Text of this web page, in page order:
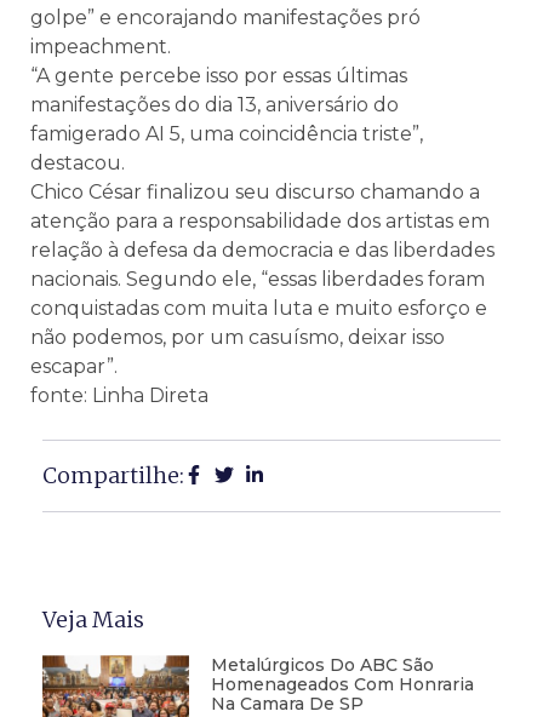
golpe” e encorajando manifestações pró
impeachment.
“A gente percebe isso por essas últimas
manifestações do dia 13, aniversário do
famigerado AI 5, uma coincidência triste”,
destacou.
Chico César finalizou seu discurso chamando a
atenção para a responsabilidade dos artistas em
relação à defesa da democracia e das liberdades
nacionais. Segundo ele, “essas liberdades foram
conquistadas com muita luta e muito esforço e
não podemos, por um casuísmo, deixar isso
escapar”.
fonte: Linha Direta
Compartilhe:
Veja Mais
Metalúrgicos Do ABC São
Homenageados Com Honraria
Na Camara De SP